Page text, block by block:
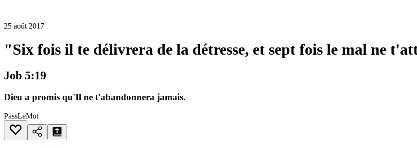
25 août 2017
"Six fois il te délivrera de la détresse, et sept fois le mal ne
Job 5:19
Dieu a promis qu'Il ne t'abandonnera jamais.
PassLeMot